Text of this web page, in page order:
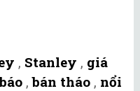
, Stanley , giá
,bán tháo , nổi